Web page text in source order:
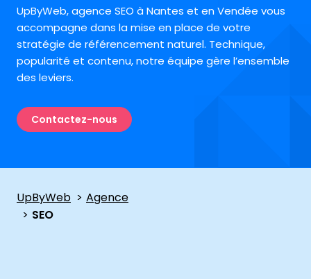
UpByWeb, agence SEO à Nantes et en Vendée vous
accompagne dans la mise en place de votre
stratégie de référencement naturel. Technique,
popularité et contenu, notre équipe gère l’ensemble
des leviers.
Contactez-nous
UpByWeb
Agence
SEO